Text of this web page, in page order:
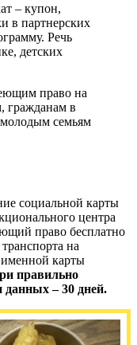
– купон,
в партнерских
Речь
детских
право на
гражданам в
семьям
социальной карты
центра
право бесплатно
на
именной карты
правильно
данных – 30 дней.